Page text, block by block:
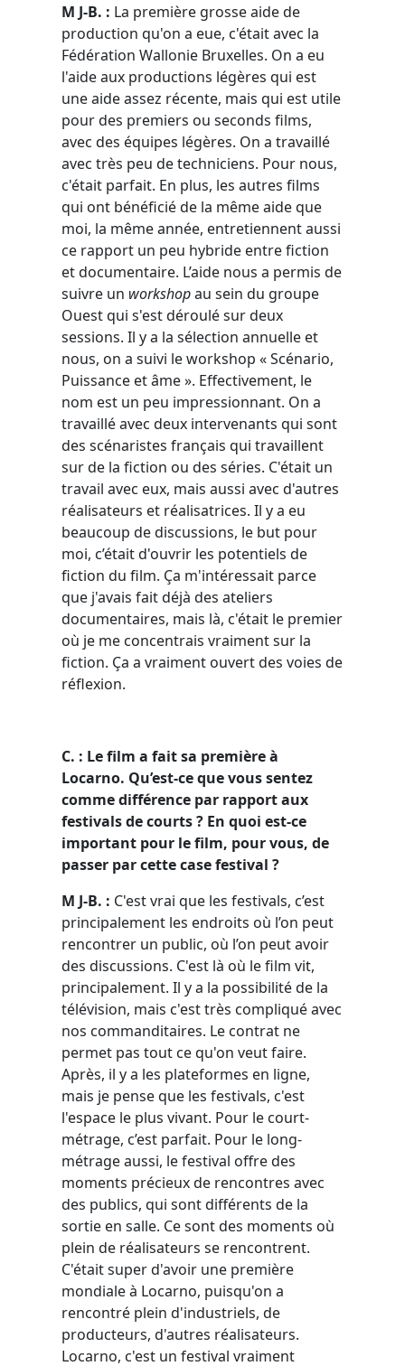
M J-B. : La première grosse aide de
production qu'on a eue, c'était avec la
Fédération Wallonie Bruxelles. On a eu
l'aide aux productions légères qui est
une aide assez récente, mais qui est utile
pour des premiers ou seconds films,
avec des équipes légères. On a travaillé
avec très peu de techniciens. Pour nous,
c'était parfait. En plus, les autres films
qui ont bénéficié de la même aide que
moi, la même année, entretiennent aussi
ce rapport un peu hybride entre fiction
et documentaire. L’aide nous a permis de
suivre un workshopau sein du groupe
Ouest qui s'est déroulé sur deux
sessions. Il y a la sélection annuelle et
nous, on a suivi le workshop « Scénario,
Puissance et âme ». Effectivement, le
nom est un peu impressionnant. On a
travaillé avec deux intervenants qui sont
des scénaristes français qui travaillent
sur de la fiction ou des séries. C'était un
travail avec eux, mais aussi avec d'autres
réalisateurs et réalisatrices. Il y a eu
beaucoup de discussions, le but pour
moi, c’était d'ouvrir les potentiels de
fiction du film. Ça m'intéressait parce
que j'avais fait déjà des ateliers
documentaires, mais là, c'était le premier
où je me concentrais vraiment sur la
fiction. Ça a vraiment ouvert des voies de
réflexion.
C. : Le film a fait sa première à
Locarno. Qu’est-ce que vous sentez
comme différence par rapport aux
festivals de courts ? En quoi est-ce
important pour le film, pour vous, de
passer par cette case festival ?
M J-B. : C'est vrai que les festivals, c’est
principalement les endroits où l’on peut
rencontrer un public, où l’on peut avoir
des discussions. C'est là où le film vit,
principalement. Il y a la possibilité de la
télévision, mais c'est très compliqué avec
nos commanditaires. Le contrat ne
permet pas tout ce qu'on veut faire.
Après, il y a les plateformes en ligne,
mais je pense que les festivals, c'est
l'espace le plus vivant. Pour le court-
métrage, c’est parfait. Pour le long-
métrage aussi, le festival offre des
moments précieux de rencontres avec
des publics, qui sont différents de la
sortie en salle. Ce sont des moments où
plein de réalisateurs se rencontrent.
C'était super d'avoir une première
mondiale à Locarno, puisqu'on a
rencontré plein d'industriels, de
producteurs, d'autres réalisateurs.
Locarno, c'est un festival vraiment